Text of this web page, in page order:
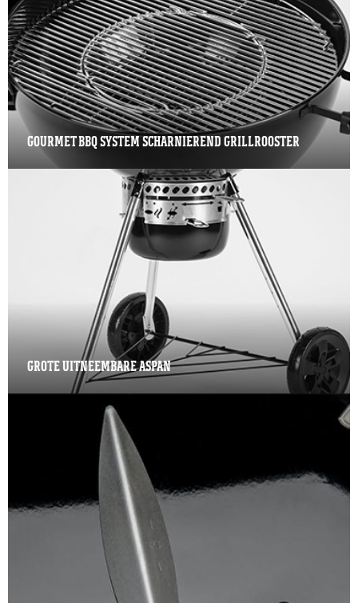
GOURMET BBQ SYSTEM SCHARNIEREND GRILLROOSTER
GROTE UITNEEMBARE ASPAN